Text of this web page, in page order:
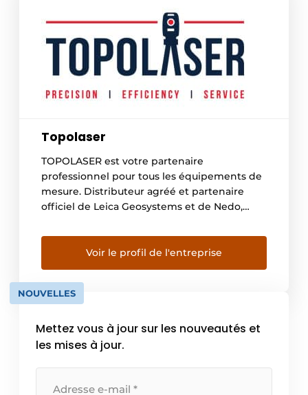
Topolaser
TOPOLASER est votre partenaire
professionnel pour tous les équipements de
mesure. Distributeur agréé et partenaire
officiel de Leica Geosystems et de Nedo,
de haute technologie et dispose de son
propre centre de service pour l’entretien et
la réparation des appareils.
Voir le profil de l'entreprise
NOUVELLES
Mettez vous à jour sur les nouveautés et
les mises à jour.